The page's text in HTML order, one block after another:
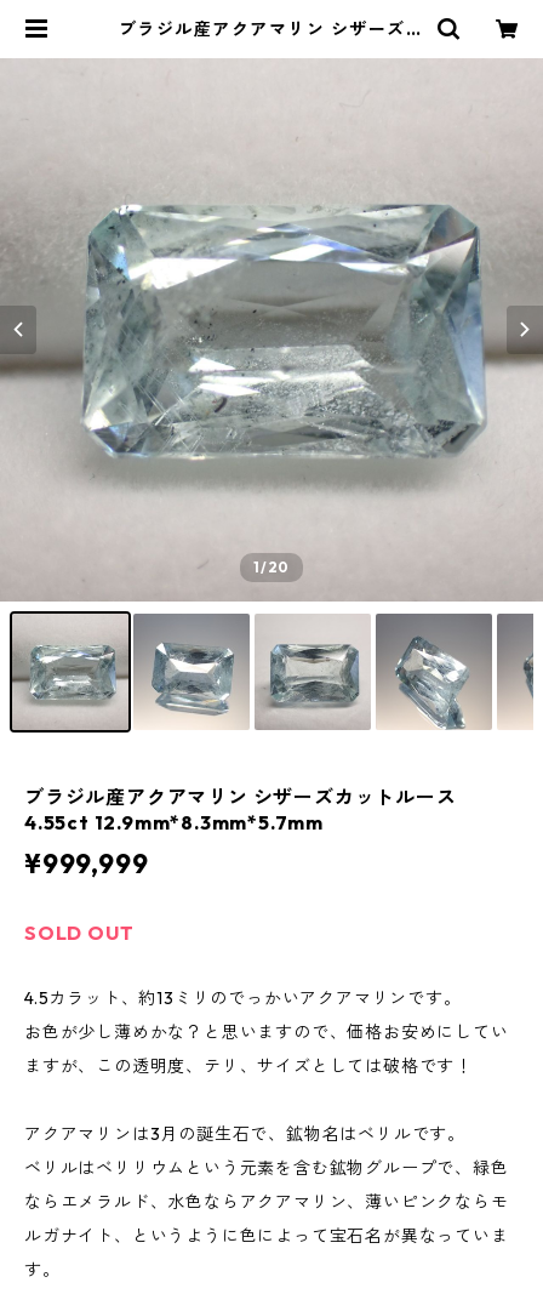
ブラジル産アクアマリン シザーズカ
1/20
ブラジル産アクアマリン シザーズカットルース
4.55ct 12.9mm*8.3mm*5.7mm
¥999,999
SOLD OUT
4.5カラット、約13ミリのでっかいアクアマリンです。
お色が少し薄めかな？と思いますので、価格お安めにしてい
ますが、この透明度、テリ、サイズとしては破格です！
アクアマリンは3月の誕生石で、鉱物名はベリルです。
ベリルはベリリウムという元素を含む鉱物グループで、緑色
ならエメラルド、水色ならアクアマリン、薄いピンクならモ
ルガナイト、というように色によって宝石名が異なっていま
す。